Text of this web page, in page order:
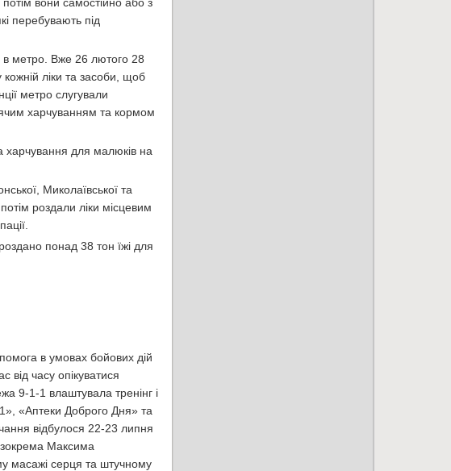
перебувають під
в метро. Вже 26 лютого 28
ліки та засоби, щоб
метро слугували
харчуванням та кормом
харчування для малюків на
Миколаївської та
роздали ліки місцевим
понад 38 тон їжі для
в умовах бойових дій
часу опікуватися
9-1-1 влаштувала тренінг і
«Аптеки Доброго Дня» та
відбулося 22-23 липня
зокрема Максима
масажі серця та штучному